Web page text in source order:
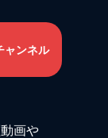
ャンネル
画や